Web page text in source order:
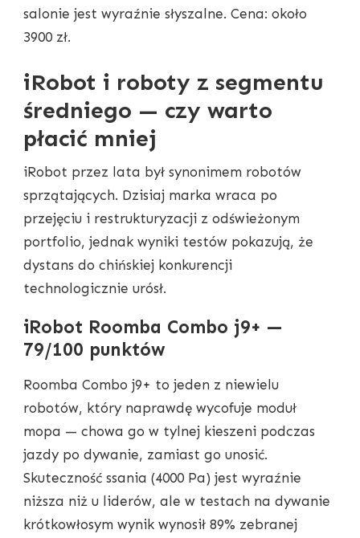
salonie jest wyraźnie słyszalne. Cena: około
3900 zł.
iRobot i roboty z segmentu
średniego — czy warto
płacić mniej
iRobot przez lata był synonimem robotów
sprzątających. Dzisiaj marka wraca po
przejęciu i restrukturyzacji z odświeżonym
portfolio, jednak wyniki testów pokazują, że
dystans do chińskiej konkurencji
technologicznie urósł.
iRobot Roomba Combo j9+ —
79/100 punktów
Roomba Combo j9+ to jeden z niewielu
robotów, który naprawdę wycofuje moduł
mopa — chowa go w tylnej kieszeni podczas
jazdy po dywanie, zamiast go unosić.
Skuteczność ssania (4000 Pa) jest wyraźnie
niższa niż u liderów, ale w testach na dywanie
krótkowłosym wynik wynosił 89% zebranej